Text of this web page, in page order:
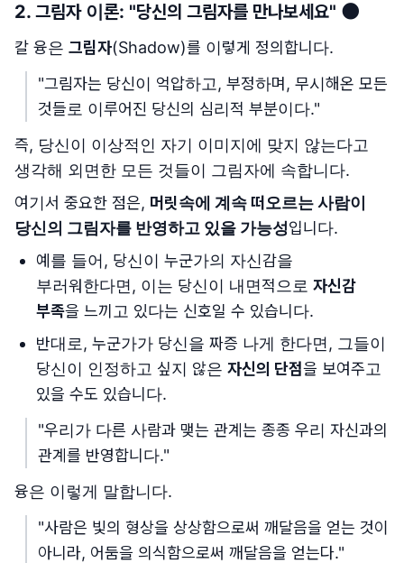
2. 그림자 이론: "당신의 그림자를 만나보세요" 🌑
칼 융은 그림자(Shadow)를 이렇게 정의합니다.
"그림자는 당신이 억압하고, 부정하며, 무시해온 모든
것들로 이루어진 당신의 심리적 부분이다."
즉, 당신이 이상적인 자기 이미지에 맞지 않는다고
생각해 외면한 모든 것들이 그림자에 속합니다.
여기서 중요한 점은, 머릿속에 계속 떠오르는 사람이
당신의 그림자를 반영하고 있을 가능성입니다.
예를 들어, 당신이 누군가의 자신감을
부러워한다면, 이는 당신이 내면적으로 자신감
부족을 느끼고 있다는 신호일 수 있습니다.
반대로, 누군가가 당신을 짜증 나게 한다면, 그들이
당신이 인정하고 싶지 않은 자신의 단점을 보여주고
있을 수도 있습니다.
"우리가 다른 사람과 맺는 관계는 종종 우리 자신과의
관계를 반영합니다."
융은 이렇게 말합니다.
"사람은 빛의 형상을 상상함으로써 깨달음을 얻는 것이
아니라, 어둠을 의식함으로써 깨달음을 얻는다."